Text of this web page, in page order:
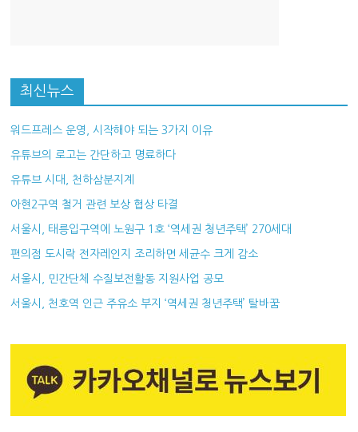
최신뉴스
워드프레스 운영, 시작해야 되는 3가지 이유
유튜브의 로고는 간단하고 명료하다
유튜브 시대, 천하삼분지계
아현2구역 철거 관련 보상 협상 타결
서울시, 태릉입구역에 노원구 1호 ‘역세권 청년주택’ 270세대
편의점 도시락 전자레인지 조리하면 세균수 크게 감소
서울시, 민간단체 수질보전활동 지원사업 공모
서울시, 천호역 인근 주유소 부지 ‘역세권 청년주택’ 탈바꿈